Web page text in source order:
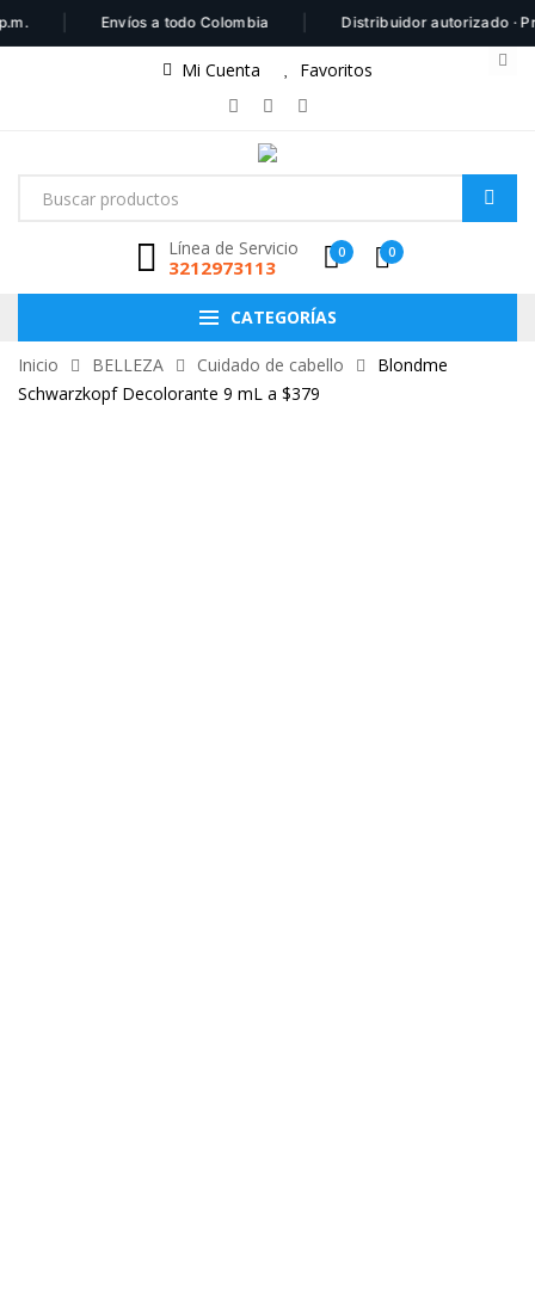
Envíos a todo Colombia Distribuidor autorizado ·
Mi Cuenta Favoritos
Línea de Servicio
3212973113
0 0
CATEGORÍAS
Inicio BELLEZA Cuidado de cabello
Blondme
Schwarzkopf Decolorante 9 mL a $379